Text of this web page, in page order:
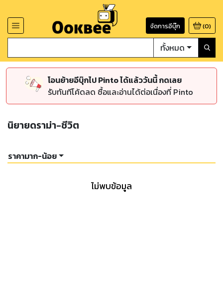
จัดการอีบุ๊ก (0)
ทั้งหมด
โอนย้ายอีบุ๊กไป Pinto ได้แล้ววันนี้ กดเลย
รับทันทีโค้ดลด ซื้อและอ่านได้ต่อเนื่องที่ Pinto
นิยายดราม่า-ชีวิต
ราคามาก-น้อย
ไม่พบข้อมูล